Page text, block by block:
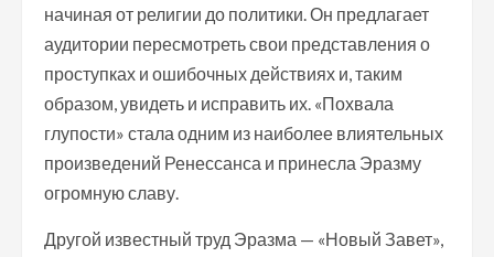
начиная от религии до политики. Он предлагает
аудитории пересмотреть свои представления о
проступках и ошибочных действиях и, таким
образом, увидеть и исправить их. «Похвала
глупости» стала одним из наиболее влиятельных
произведений Ренессанса и принесла Эразму
огромную славу.
Другой известный труд Эразма — «Новый Завет»,